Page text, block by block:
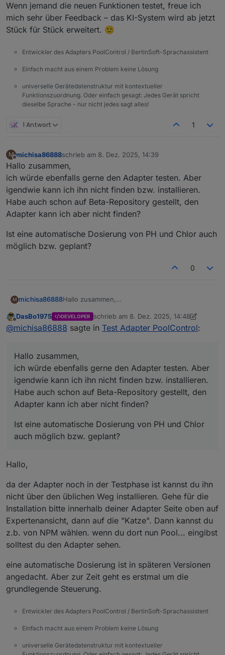
Wenn jemand die neuen Funktionen testet, freue ich
mich sehr über Feedback – das KI-System wird ab jetzt
Stück für Stück erweitert. 🙂
Entwickler des Adapters PoolControl / BertinSoft-Sprachassistent
Einfach macht aus einem Problem keine Lösung
universelle Gerätedatenstruktur mit kontextueller
Funktionszuordnung. Oder einfach gesagt: Jedes Gerät spricht
dieselbe Sprache - nur nicht jedes sagt alles!
1 Antwort 1
M
Offline
michisa86888schrieb am 8. Dez. 2025, 14:39
zuletzt editiert von
Hallo zusammen,
ich würde ebenfalls gerne den Adapter testen. Aber
igendwie kann ich ihn nicht finden bzw. installieren.
Habe auch schon auf Beta-Repository gestellt, den
Adapter kann ich aber nicht finden?
Ist eine automatische Dosierung von PH und Chlor auch
möglich bzw. geplant?
0
M michisa86888Hallo zusammen,
Aber igendwie kann ich ihn nicht finden bzw.
installieren. Habe auch schon auf Beta-
Ist eine automatische Dosierung von PH und
Chlor auch möglich bzw. geplant?
Offline
DasBo1975 DEVELOPER schrieb am 8. Dez. 2025, 14:48
zuletzt editiert von DasBo197512. Aug.
@michisa86888 sagte in Test Adapter PoolControl:
Hallo zusammen,
ich würde ebenfalls gerne den Adapter testen. Aber
igendwie kann ich ihn nicht finden bzw. installieren.
Habe auch schon auf Beta-Repository gestellt, den
Adapter kann ich aber nicht finden?
Ist eine automatische Dosierung von PH und Chlor
auch möglich bzw. geplant?
Hallo,
da der Adapter noch in der Testphase ist kannst du ihn
nicht über den üblichen Weg installieren. Gehe für die
Installation bitte innerhalb deiner Adapter Seite oben auf
Expertenansicht, dann auf die "Katze". Dann kannst du
z.b. von NPM wählen. wenn du dort nun Pool... eingibst
solltest du den Adapter sehen.
eine automatische Dosierung ist in späteren Versionen
angedacht. Aber zur Zeit geht es erstmal um die
grundlegende Steuerung.
Entwickler des Adapters PoolControl / BertinSoft-Sprachassistent
Einfach macht aus einem Problem keine Lösung
universelle Gerätedatenstruktur mit kontextueller